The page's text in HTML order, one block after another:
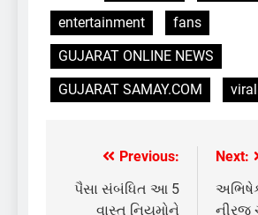
entertainment
fans
GUJARAT ONLINE NEWS
GUJARAT SAMAY.COM
viral
Post
navigation
Previous:
પૈસા સંબંધિત આ 5
વાસ્તુ નિયમોને
Next:
નીરજ